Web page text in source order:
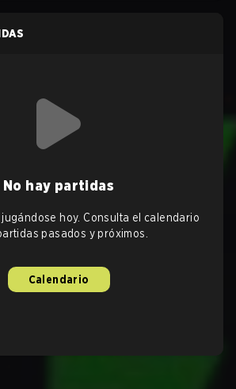
No hay partidas
hoy. Consulta el calendario
pasados y próximos.
Calendario